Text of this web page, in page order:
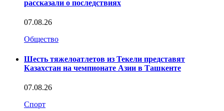
рассказали о последствиях
07.08.26
Общество
Шесть тяжелоатлетов из Текели представят
Казахстан на чемпионате Азии в Ташкенте
07.08.26
Спорт